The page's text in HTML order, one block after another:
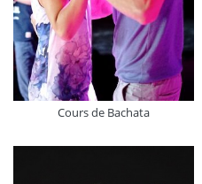
Cours de Bachata